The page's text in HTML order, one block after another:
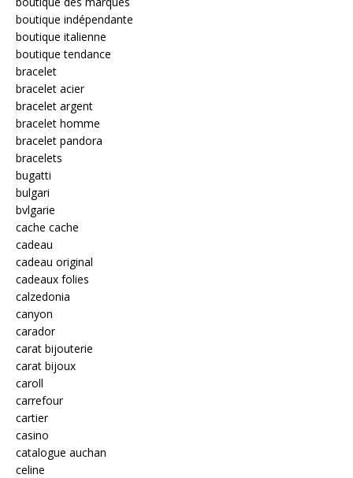
boutique indépendante
boutique italienne
boutique tendance
bracelet
bracelet acier
bracelet argent
bracelet homme
bracelet pandora
bracelets
bugatti
bulgari
bvlgarie
cache cache
cadeau
cadeau original
cadeaux folies
calzedonia
canyon
carador
carat bijouterie
carat bijoux
caroll
carrefour
cartier
casino
catalogue auchan
celine